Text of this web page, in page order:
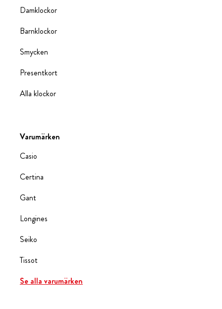
Damklockor
Barnklockor
Smycken
Presentkort
Alla klockor
Varumärken
Casio
Certina
Gant
Longines
Seiko
Tissot
Se alla varumärken